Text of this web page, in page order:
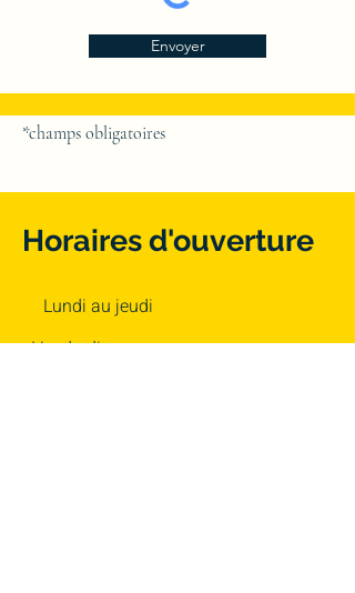
Envoyer
*champs obligatoires
Horaires d'ouverture
Lundi au jeudi
Vendredi